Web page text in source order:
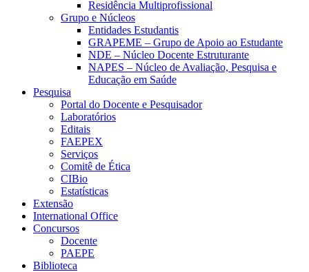
Residência Multiprofissional
Grupo e Núcleos
Entidades Estudantis
GRAPEME – Grupo de Apoio ao Estudante
NDE – Núcleo Docente Estruturante
NAPES – Núcleo de Avaliação, Pesquisa e
Educação em Saúde
Pesquisa
Portal do Docente e Pesquisador
Laboratórios
Editais
FAEPEX
Serviços
Comitê de Ética
CIBio
Estatísticas
Extensão
International Office
Concursos
Docente
PAEPE
Biblioteca